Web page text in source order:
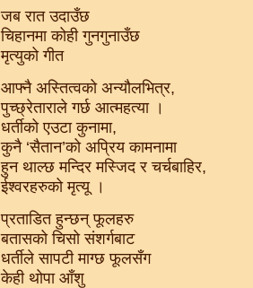
जब रात उदाउँछ
चिहानमा कोही गुनगुनाउँछ
मृत्युको गीत
आफ्नै अस्तित्वको अन्यौलभित्र,
पुच्छ्रेताराले गर्छ आत्महत्या ।
धर्तीको एउटा कुनामा,
कुनै ‘सैतान’को अप्रिय कामनामा
हुन थाल्छ मन्दिर मस्जिद र चर्चबाहिर,
ईश्वरहरुको मृत्यू ।
प्रताडित हुन्छन् फूलहरु
बतासको चिसो संशर्गबाट
धर्तीले सापटी माग्छ फूलसँग
केही थोपा आँशु